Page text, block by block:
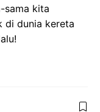
sama kita
di dunia kereta